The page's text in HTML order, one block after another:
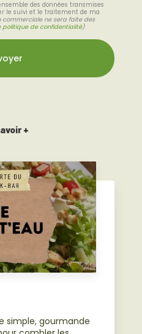
des données transmises
le suivi et le traitement de ma
commerciale ne sera faite des
politique de confidentialité)
+
simple, gourmande